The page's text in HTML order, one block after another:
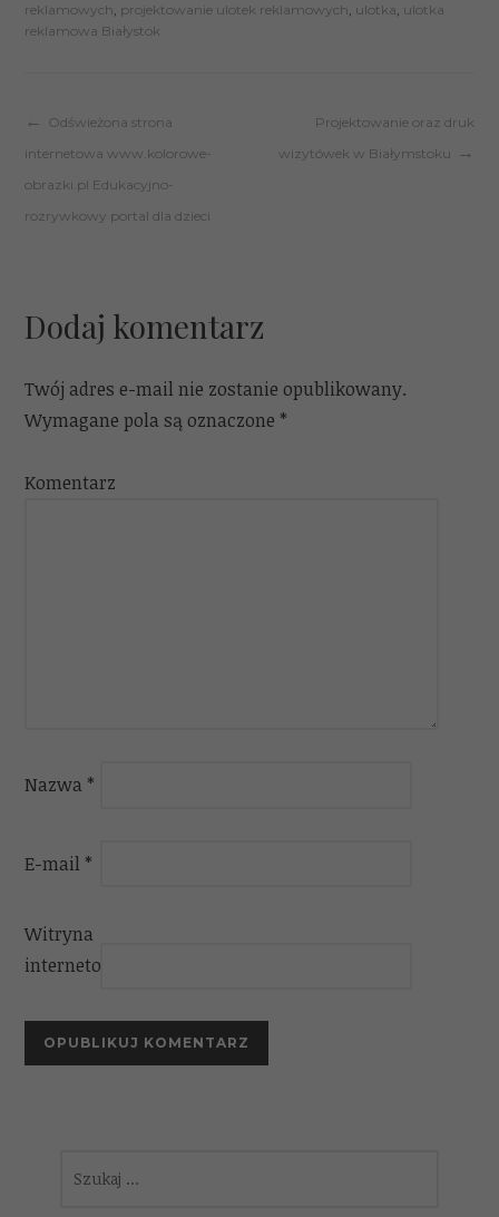
reklamowych, projektowanie ulotek reklamowych, ulotka, ulotka
reklamowa Białystok
Nawigacja
wpisu
Odświeżona strona
internetowa www.kolorowe-
obrazki.pl Edukacyjno-
rozrywkowy portal dla dzieci
Projektowanie oraz druk
wizytówek w Białymstoku
Dodaj komentarz
Twój adres e-mail nie zostanie opublikowany.
Wymagane pola są oznaczone *
Komentarz
Nazwa *
E-mail *
Witryna
internetowa